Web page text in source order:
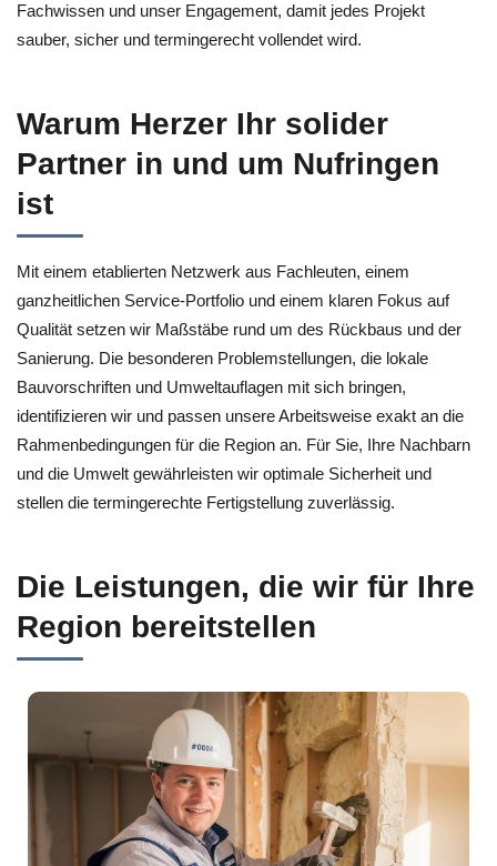
Fachwissen und unser Engagement, damit jedes Projekt
sauber, sicher und termingerecht vollendet wird.
Warum Herzer Ihr solider
Partner in und um Nufringen
ist
Mit einem etablierten Netzwerk aus Fachleuten, einem
ganzheitlichen Service‑Portfolio und einem klaren Fokus auf
Qualität setzen wir Maßstäbe rund um des Rückbaus und der
Sanierung. Die besonderen Problemstellungen, die lokale
Bauvorschriften und Umweltauflagen mit sich bringen,
identifizieren wir und passen unsere Arbeitsweise exakt an die
Rahmenbedingungen für die Region an. Für Sie, Ihre Nachbarn
und die Umwelt gewährleisten wir optimale Sicherheit und
stellen die termingerechte Fertigstellung zuverlässig.
Die Leistungen, die wir für Ihre
Region bereitstellen